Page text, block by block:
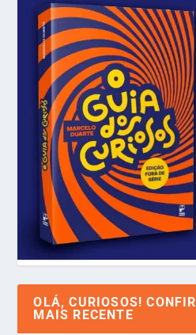
OLÁ, CURIOSOS!
MAIS RECENTE